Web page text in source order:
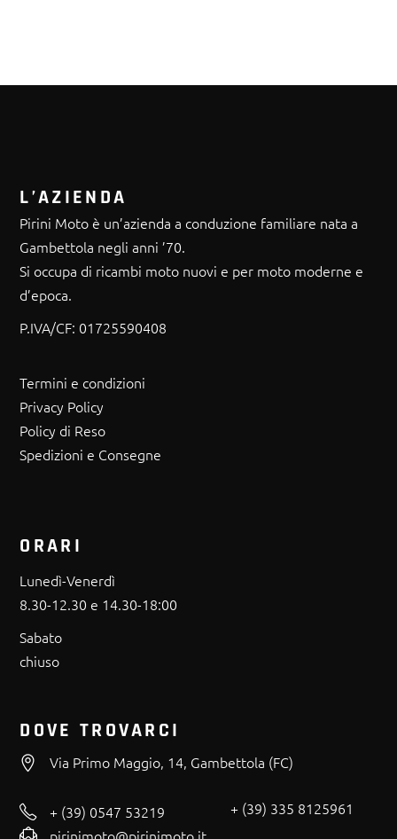
L’AZIENDA
Pirini Moto è un’azienda a conduzione familiare nata a
Gambettola negli anni ’70.
Si occupa di ricambi moto nuovi e per moto moderne e
d’epoca.
P.IVA/CF: 01725590408
Termini e condizioni
Privacy Policy
Policy di Reso
Spedizioni e Consegne
ORARI
Lunedì-Venerdì
8.30-12.30 e 14.30-18:00
Sabato
chiuso
DOVE TROVARCI
Via Primo Maggio, 14, Gambettola (FC)
+ (39) 0547 53219
+ (39) 335 8125961